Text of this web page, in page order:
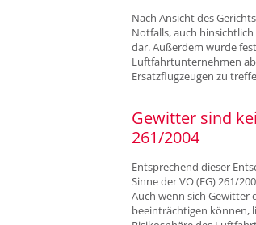
Nach Ansicht des
Notfalls, auch
dar. Außerdem wurde
Luftfahrtunternehmen
Ersatzflugzeugen zu
Gewitter sind
261/2004
Entsprechend dieser
Sinne der VO (EG) 261/
Auch wenn sich
beeinträchtigen können,